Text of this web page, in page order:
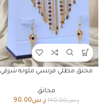
مخنق مطلي فرنسي ملونه شرقي
مخانق
ر.س140.00 ر.س90.00